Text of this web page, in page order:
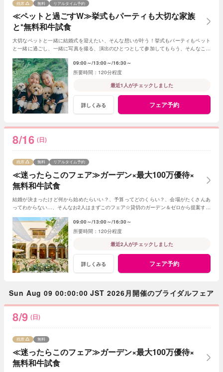
≪ペットと過ごすW≫挙式もパーティも大切な家族
と*無料和牛試食
残席 無料 リアルタイム予約
大切なペットと一緒に結婚式を迎えたい、そんな想いが叶う！挙式もパーティもペット
と一緒に過ごし、一緒に写真を撮る、演出のひとつとして参加してもらう、そんなこと
09:00～ 13:00～ 16:30～
120分程度
最近1人がチェックしました
詳しくみる フェア予約
8/16 (日)
≪迷ったらこのフェア≫ガーデン×最大100万優待×
無料和牛試食
残席 無料 リアルタイム予約
結婚が決まったけど何から始めたらいい？、予算ってどのくらい？、会場がたくさんあ
ってわからない…、そんなお2人はまずこのフェア☆貸切のガーデン＆ゼロから提案する
09:00～ 13:00～ 16:30～
120分程度
最近2人がチェックしました
詳しくみる フェア予約
Sun Aug 09 00:00:00 JST 2026月開催のブライダルフェア
8/9 (日)
≪迷ったらこのフェア≫ガーデン×最大100万優待×
無料和牛試食
残席 無料